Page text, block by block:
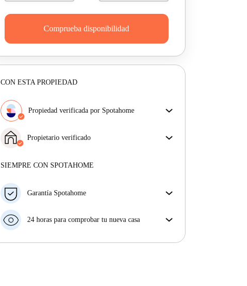
Comprueba disponibilidad
CON ESTA PROPIEDAD
Propiedad verificada por Spotahome
obtienes exactamente lo que ves en el anuncio.
Más sobre la verificación
Propietario verificado
Más sobre este arrendador
SIEMPRE CON SPOTAHOME
Garantía Spotahome
horas previas a la fecha de entrada, Spotahome A) te
el hotel hasta que encuentres nueva casa o B) te hará
24 horas para comprobar tu nueva casa